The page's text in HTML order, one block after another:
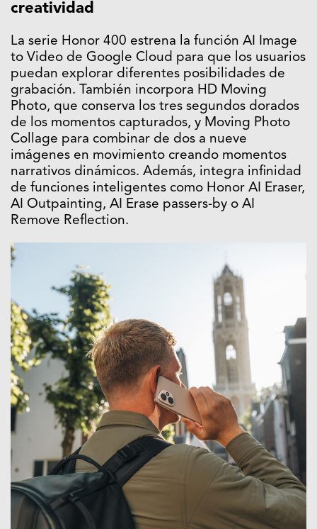
creatividad
La serie Honor 400 estrena la función AI Image
to Video de Google Cloud para que los usuarios
puedan explorar diferentes posibilidades de
grabación. También incorpora HD Moving
Photo, que conserva los tres segundos dorados
de los momentos capturados, y Moving Photo
Collage para combinar de dos a nueve
imágenes en movimiento creando momentos
narrativos dinámicos. Además, integra infinidad
de funciones inteligentes como Honor AI Eraser,
AI Outpainting, AI Erase passers-by o AI
Remove Reflection.